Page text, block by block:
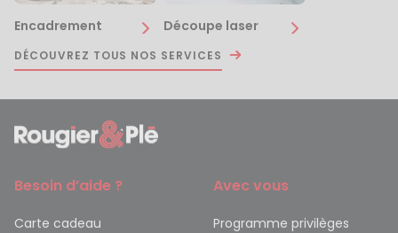
Encadrement Découpe laser
DÉCOUVREZ TOUS NOS SERVICES
Besoin d’aide ?
Carte cadeau
Avec vous
Programme privilèges